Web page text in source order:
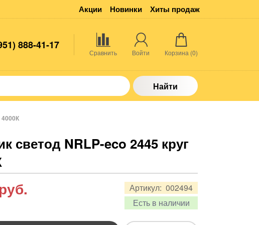
Акции Новинки Хиты продаж
888-41-17
Сравнить Войти Корзина (0)
Найти
4000К
светод NRLP-eco 2445 круг
Артикул: 002494
Есть в наличии